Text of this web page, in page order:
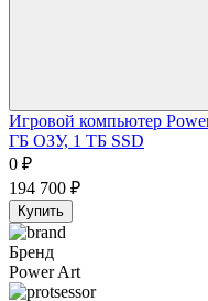
Игровой компьютер
ГБ ОЗУ, 1 ТБ SSD
0 ₽
194 700 ₽
Купить
Бренд
Power Art